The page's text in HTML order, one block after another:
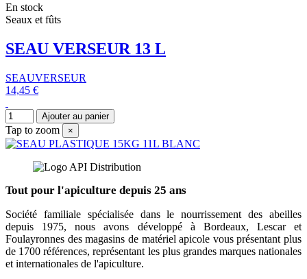
En stock
Seaux et fûts
SEAU VERSEUR 13 L
SEAUVERSEUR
14,45 €
Ajouter au panier
Tap to zoom ×
Tout pour l'apiculture depuis 25 ans
Société familiale spécialisée dans le nourrissement des abeilles
depuis 1975, nous avons développé à Bordeaux, Lescar et
Foulayronnes des magasins de matériel apicole vous présentant plus
de 1700 références, représentant les plus grandes marques nationales
et internationales de l'apiculture.